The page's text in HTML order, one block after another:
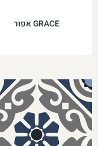
GRACE אפור